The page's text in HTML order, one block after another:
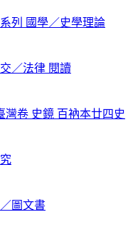
列 國學／史學理論
／法律 閱讀
灣卷 史鏡 百衲本廿四史
圖文書